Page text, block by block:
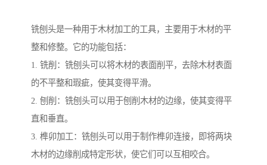
铣刨头是一种用于木材加工的工具，主要用于木材的平
整和修整。它的功能包括：
1. 铣削：铣刨头可以将木材的表面削平，去除木材表面
的不平整和瑕疵，使其变得平滑。
2. 刨削：铣刨头可以用于刨削木材的边缘，使其变得平
直和垂直。
3. 榫卯加工：铣刨头可以用于制作榫卯连接，即将两块
木材的边缘削成特定形状，使它们可以互相咬合。